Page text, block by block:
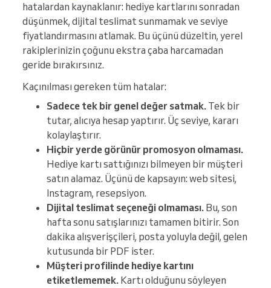
hatalardan kaynaklanır: hediye kartlarını sonradan
düşünmek, dijital teslimat sunmamak ve seviye
fiyatlandırmasını atlamak. Bu üçünü düzeltin, yerel
rakiplerinizin çoğunu ekstra çaba harcamadan
geride bırakırsınız.
Kaçınılması gereken tüm hatalar:
Sadece tek bir genel değer satmak. Tek bir
tutar, alıcıya hesap yaptırır. Üç seviye, kararı
kolaylaştırır.
Hiçbir yerde görünür promosyon olmaması.
Hediye kartı sattığınızı bilmeyen bir müşteri
satın alamaz. Üçünü de kapsayın: web sitesi,
Instagram, resepsiyon.
Dijital teslimat seçeneği olmaması. Bu, son
hafta sonu satışlarınızı tamamen bitirir. Son
dakika alışverişçileri, posta yoluyla değil, gelen
kutusunda bir PDF ister.
Müşteri profilinde hediye kartını
etiketlememek. Kartı olduğunu söyleyen